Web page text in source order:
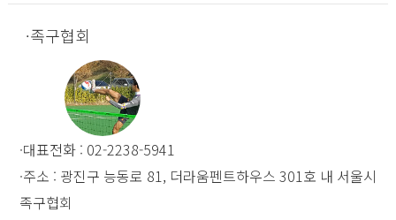
족구협회
대표전화 : 02-2238-5941
주소 : 광진구 능동로 81, 더라움펜트하우스 301호 내 서울시
족구협회